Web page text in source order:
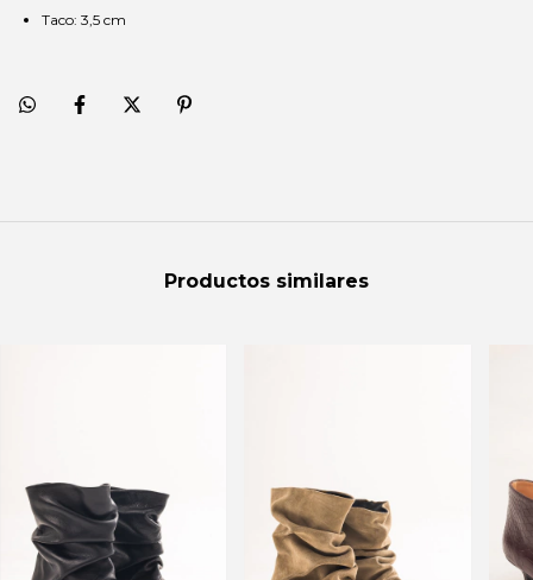
Taco: 3,5 cm
Productos similares